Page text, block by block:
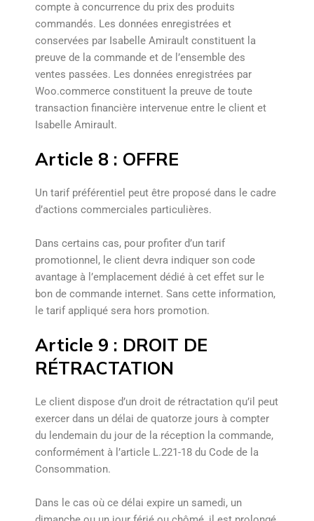
compte à concurrence du prix des produits
commandés. Les données enregistrées et
conservées par Isabelle Amirault constituent la
preuve de la commande et de l’ensemble des
ventes passées. Les données enregistrées par
Woo.commerce constituent la preuve de toute
transaction financière intervenue entre le client et
Isabelle Amirault.
Article 8 : OFFRE
Un tarif préférentiel peut être proposé dans le cadre
d’actions commerciales particulières.
Dans certains cas, pour profiter d’un tarif
promotionnel, le client devra indiquer son code
avantage à l’emplacement dédié à cet effet sur le
bon de commande internet. Sans cette information,
le tarif appliqué sera hors promotion.
Article 9 : DROIT DE
RÉTRACTATION
Le client dispose d’un droit de rétractation qu’il peut
exercer dans un délai de quatorze jours à compter
du lendemain du jour de la réception la commande,
conformément à l’article L.221-18 du Code de la
Consommation.
Dans le cas où ce délai expire un samedi, un